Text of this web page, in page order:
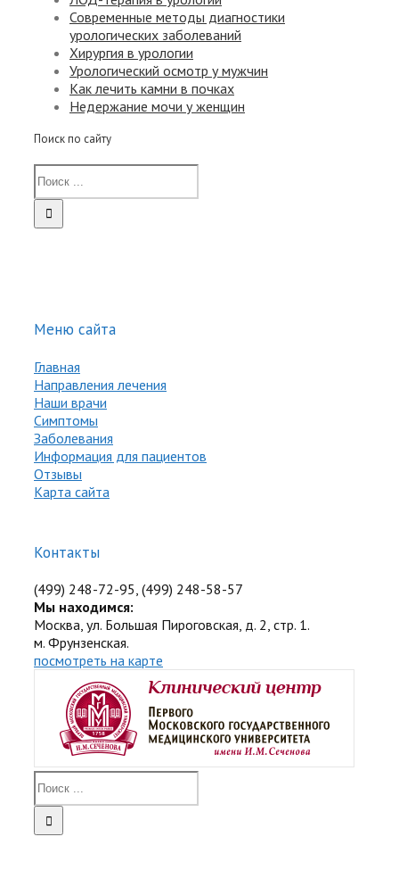
Современные методы диагностики
урологических заболеваний
Хирургия в урологии
Урологический осмотр у мужчин
Как лечить камни в почках
Недержание мочи у женщин
Поиск по сайту
Меню сайта
Главная
Направления лечения
Наши врачи
Симптомы
Заболевания
Информация для пациентов
Отзывы
Карта сайта
Контакты
(499) 248-72-95, (499) 248-58-57
Мы находимся:
Москва, ул. Большая Пироговская, д. 2, стр. 1.
м. Фрунзенская.
посмотреть на карте